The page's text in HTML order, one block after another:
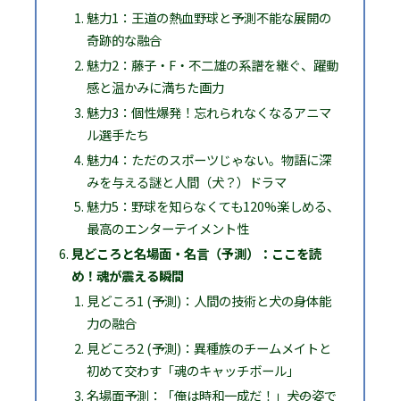
魅力1：王道の熱血野球と予測不能な展開の
奇跡的な融合
魅力2：藤子・F・不二雄の系譜を継ぐ、躍動
感と温かみに満ちた画力
魅力3：個性爆発！忘れられなくなるアニマ
ル選手たち
魅力4：ただのスポーツじゃない。物語に深
みを与える謎と人間（犬？）ドラマ
魅力5：野球を知らなくても120%楽しめる、
最高のエンターテイメント性
見どころと名場面・名言（予測）：ここを読
め！魂が震える瞬間
見どころ1 (予測)：人間の技術と犬の身体能
力の融合
見どころ2 (予測)：異種族のチームメイトと
初めて交わす「魂のキャッチボール」
名場面予測：「俺は時和一成だ！」――犬の姿で